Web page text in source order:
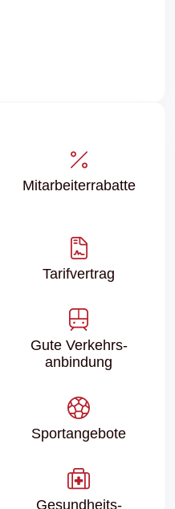
Mitarbeiter­rabatte
Tarifvertrag
Gute Verkehrs­
anbindung
Sport­angebote
Gesundheits­